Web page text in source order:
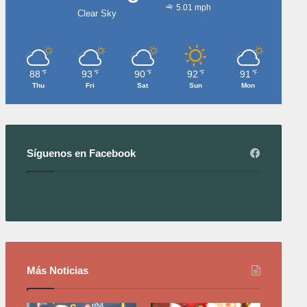
Clear Sky
5.01 mph
88 ℉
Thu
93 ℉
Fri
90 ℉
Sat
92 ℉
Sun
91 ℉
Mon
Síguenos en Facebook
Más Noticias